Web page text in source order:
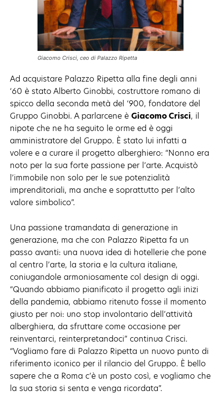
Giacomo Crisci, ceo di Palazzo Ripetta
Ad acquistare Palazzo Ripetta alla fine degli anni
‘60 è stato Alberto Ginobbi, costruttore romano di
spicco della seconda metà del ‘900, fondatore del
Gruppo Ginobbi. A parlarcene è Giacomo Crisci, il
nipote che ne ha seguito le orme ed è oggi
amministratore del Gruppo. È stato lui infatti a
volere e a curare il progetto alberghiero: “Nonno era
noto per la sua forte passione per l’arte. Acquistò
l’immobile non solo per le sue potenzialità
imprenditoriali, ma anche e soprattutto per l’alto
valore simbolico”.
Una passione tramandata di generazione in
generazione, ma che con Palazzo Ripetta fa un
passo avanti: una nuova idea di hotellerie che pone
al centro l’arte, la storia e la cultura italiane,
coniugandole armoniosamente col design di oggi.
“Quando abbiamo pianificato il progetto agli inizi
della pandemia, abbiamo ritenuto fosse il momento
giusto per noi: uno stop involontario dell’attività
alberghiera, da sfruttare come occasione per
reinventarci, reinterpretandoci” continua Crisci.
“Vogliamo fare di Palazzo Ripetta un nuovo punto di
riferimento iconico per il rilancio del Gruppo. È bello
sapere che a Roma c’è un posto così, e vogliamo che
la sua storia si senta e venga ricordata”.